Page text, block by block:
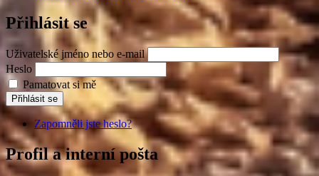
Přihlásit se
Uživatelské jméno nebo e-mail
Heslo
Pamatovat si mě
Přihlásit se
Zapomněli jste heslo?
Profil a interní pošta